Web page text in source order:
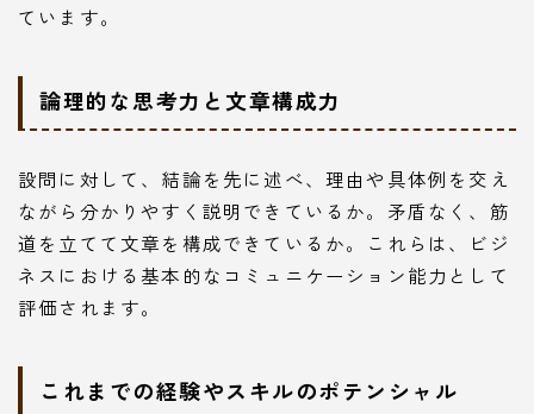
ています。
論理的な思考力と文章構成力
設問に対して、結論を先に述べ、理由や具体例を交え
ながら分かりやすく説明できているか。矛盾なく、筋
道を立てて文章を構成できているか。これらは、ビジ
ネスにおける基本的なコミュニケーション能力として
評価されます。
これまでの経験やスキルのポテンシャル